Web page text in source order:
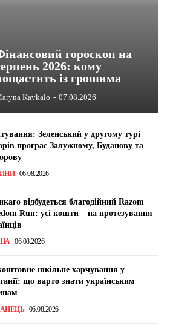
гороскоп на
2026: кому
із грошима
Kavkalo - 07.08.2026
Зеленський у другому турі
програє Залужному, Буданову та
06.08.2026
відбудеться благодійний Razom
Run: усі кошти – на протезування
06.08.2026
шкільне харчування у
що варто знати українським
06.08.2026